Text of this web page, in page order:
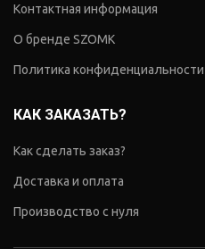
Контактная информация
О бренде SZOMK
Политика конфиденциальности
КАК ЗАКАЗАТЬ?
Как сделать заказ?
Доставка и оплата
Производство с нуля